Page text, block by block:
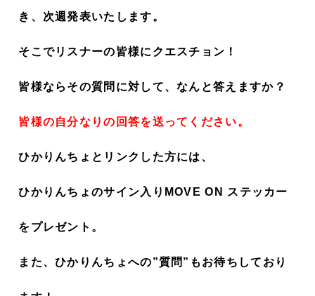
き、次週発表いたします。
そこでリスナーの皆様にクエスチョン！
皆様ならその質問に対して、なんと答えますか？
皆様の自分なりの回答を送ってください。
ひかりんちょとリンクした方には、
ひかりんちょのサイン入りMOVE ON ステッカー
をプレゼント。
また、ひかりんちょへの”質問”もお待ちしており